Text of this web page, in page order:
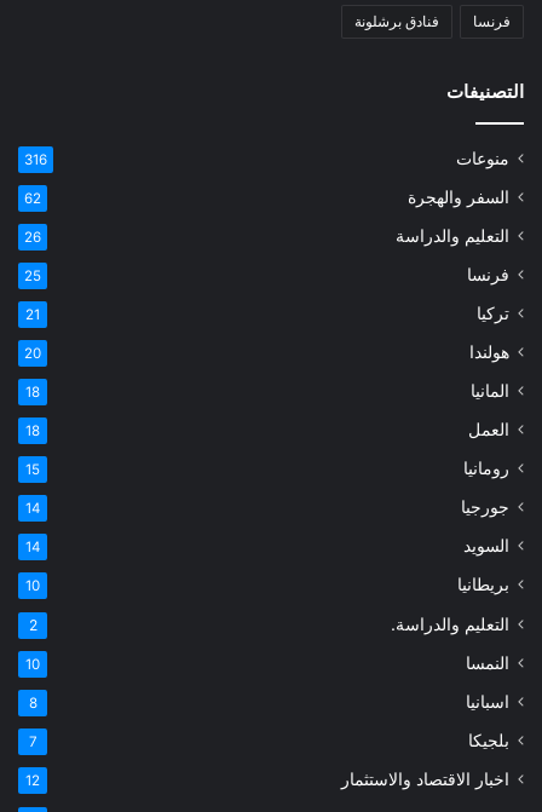
فرنسا فنادق برشلونة
التصنيفات
منوعات 316
السفر والهجرة 62
التعليم والدراسة 26
فرنسا 25
تركيا 21
هولندا 20
المانيا 18
العمل 18
رومانيا 15
جورجيا 14
السويد 14
بريطانيا 10
التعليم والدراسة. 2
النمسا 10
اسبانيا 8
بلجيكا 7
اخبار الاقتصاد والاستثمار 12